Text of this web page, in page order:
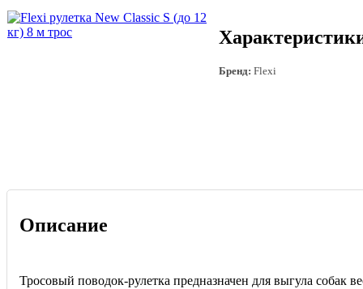
Бренд: Flexi
Описание
Тросовый поводок-рулетка предназначен для выгула собак